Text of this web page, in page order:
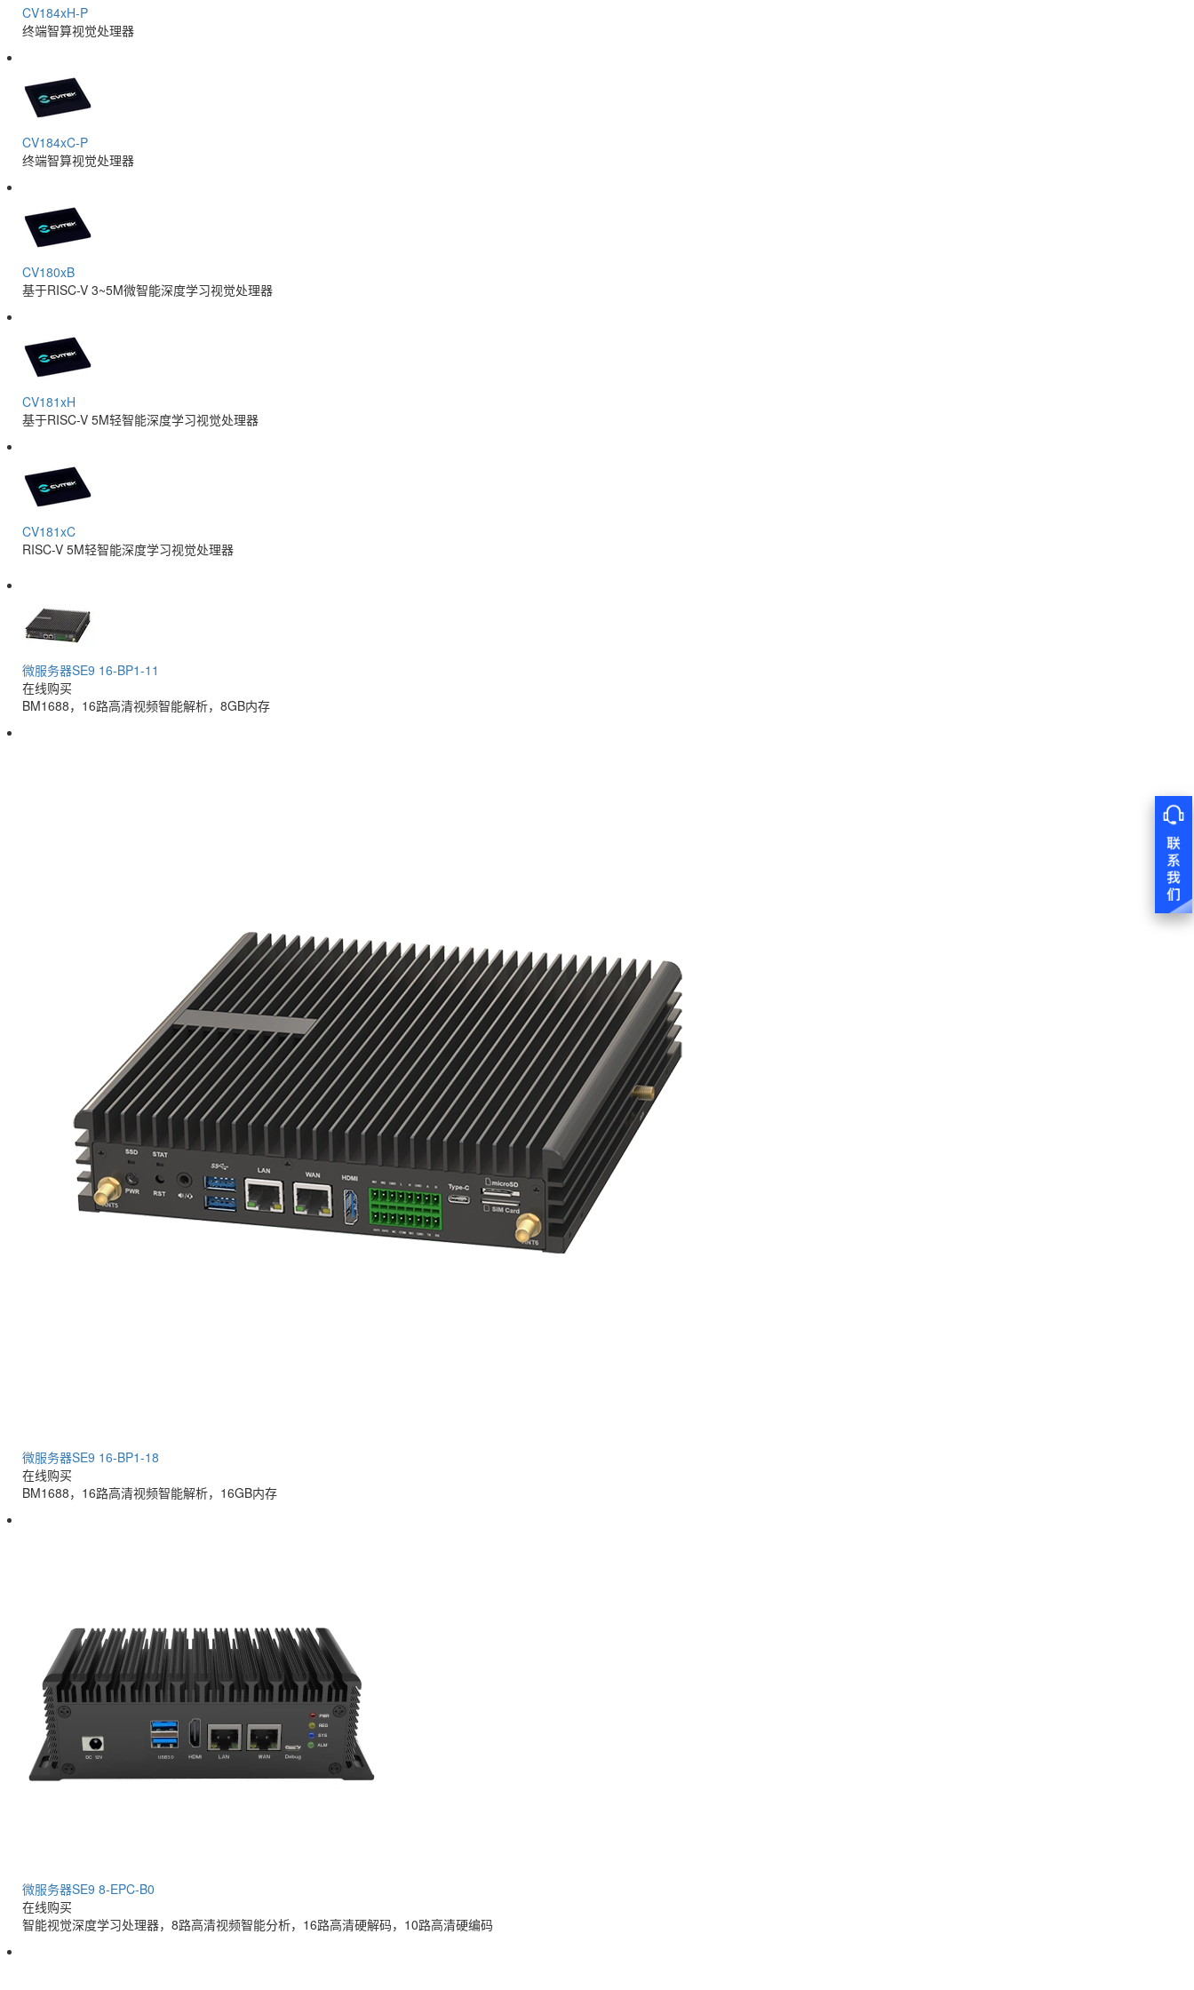
CV184xH-P
终端智算视觉处理器
CV184xC-P
终端智算视觉处理器
CV180xB
基于RISC-V 3~5M微智能深度学习视觉处理器
CV181xH
基于RISC-V 5M轻智能深度学习视觉处理器
CV181xC
RISC-V 5M轻智能深度学习视觉处理器
微服务器SE9 16-BP1-11
在线购买
BM1688，16路高清视频智能解析，8GB内存
微服务器SE9 16-BP1-18
在线购买
BM1688，16路高清视频智能解析，16GB内存
微服务器SE9 8-EPC-B0
在线购买
智能视觉深度学习处理器，8路高清视频智能分析，16路高清硬解码，10路高清硬编码